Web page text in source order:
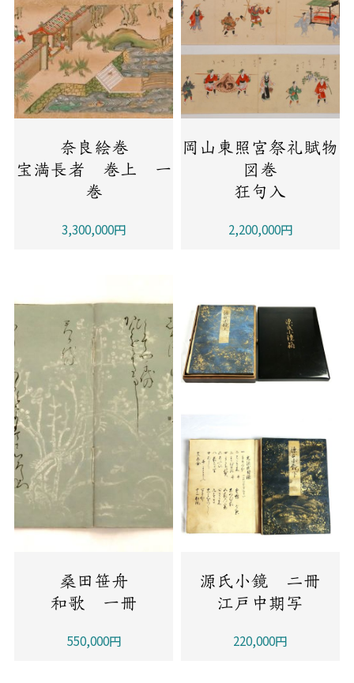
奈良絵巻
宝満長者 巻上 一
巻
3,300,000円
岡山東照宮祭礼賦物
図巻
狂句入
2,200,000円
桑田笹舟
和歌 一冊
550,000円
源氏小鏡 二冊
江戸中期写
220,000円